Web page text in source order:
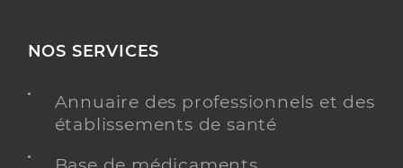
NOS SERVICES
Annuaire des professionnels et des
établissements de santé